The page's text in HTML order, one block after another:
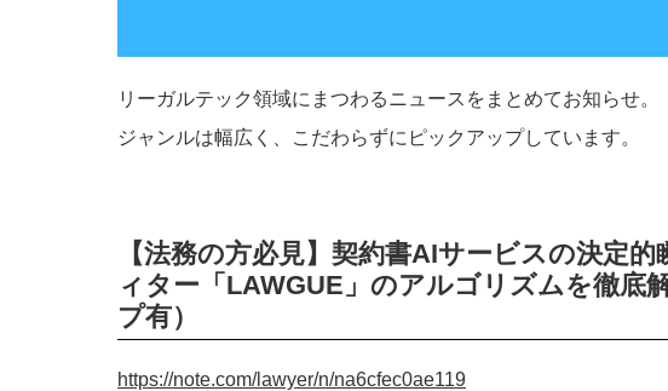
リーガルテック領域にまつわるニュースをまとめてお知らせ。
ジャンルは幅広く、こだわらずにピックアップしています。
【法務の方必見】契約書AIサービスの決定
ィター「LAWGUE」のアルゴリズムを徹底
プ有）
https://note.com/lawyer/n/na6cfec0ae119